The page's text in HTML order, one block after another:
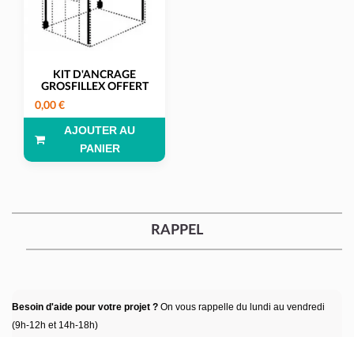
KIT D'ANCRAGE
GROSFILLEX OFFERT
0,00 €
AJOUTER AU
PANIER
RAPPEL
Besoin d'aide pour votre projet ? On vous rappelle du lundi au vendredi
(9h-12h et 14h-18h)